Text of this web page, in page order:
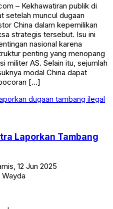
– Kekhawatiran publik di
setelah muncul dugaan
China dalam kepemilikan
strategis tersebut. Isu ini
nasional karena
penting yang menopang
militer AS. Selain itu, sejumlah
modal China dapat
[…]
Laporkan Tambang
12 Jun 2025